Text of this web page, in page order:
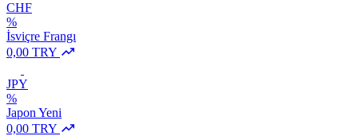
CHF
%
İsviçre Frangı
0,00 TRY
JPY
%
Japon Yeni
0,00 TRY